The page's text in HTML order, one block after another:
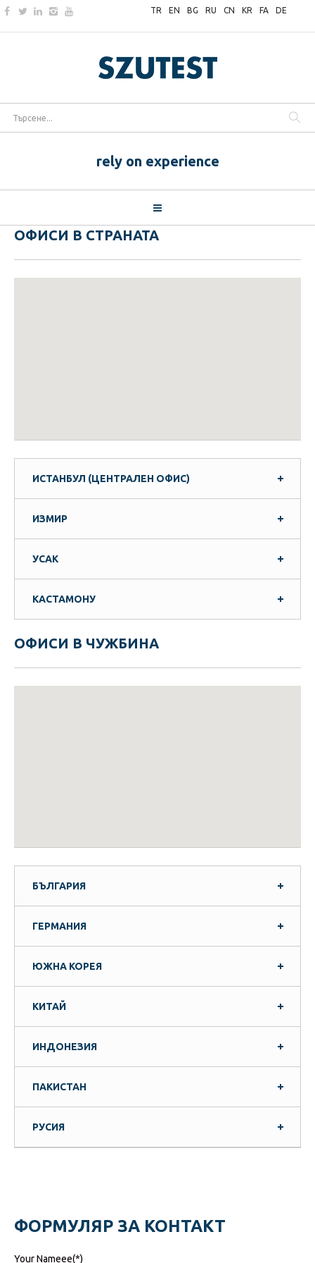
TR EN BG RU CN KR FA DE
rely on experience
ОФИСИ В СТРАНАТА
ИСТАНБУЛ (ЦЕНТРАЛЕН ОФИС)
ИЗМИР
УСАК
КАСТАМОНУ
ОФИСИ В ЧУЖБИНА
БЪЛГАРИЯ
ГЕРМАНИЯ
ЮЖНА КОРЕЯ
КИТАЙ
ИНДОНЕЗИЯ
ПАКИСТАН
РУСИЯ
ФОРМУЛЯР ЗА КОНТАКТ
Your Nameee(*)